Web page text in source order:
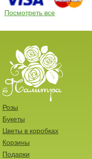
Посмотреть все
Розы
Букеты
Цветы в коробках
Корзины
Подарки